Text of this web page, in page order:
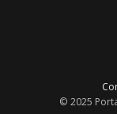
© 2025